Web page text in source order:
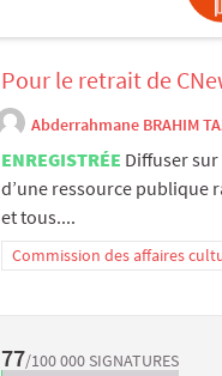
Pour le retrait de
Abderrahmane BRAHIM
ENREGISTRÉE Diffuser sur
d’une ressource publique
et tous....
Commission des affaires
77/100 000 SIGNATURES